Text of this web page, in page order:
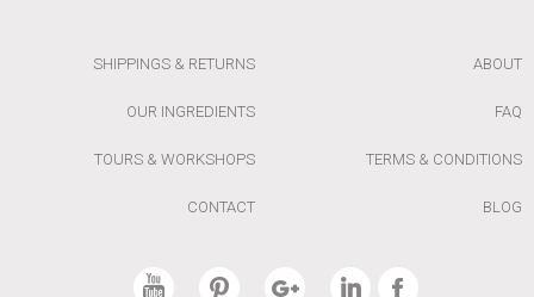
ABOUT
SHIPPINGS & RETURNS
FAQ
OUR INGREDIENTS
TERMS & CONDITIONS
TOURS & WORKSHOPS
BLOG
CONTACT